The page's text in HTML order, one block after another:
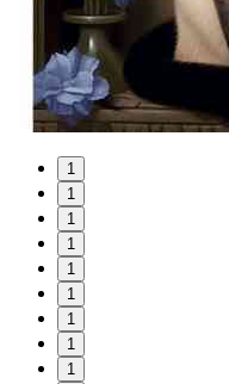
1
1
1
1
1
1
1
1
1